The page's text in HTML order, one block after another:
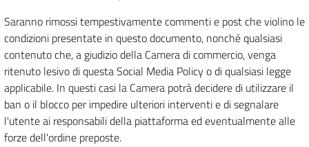
Saranno rimossi tempestivamente commenti e post che violino le
condizioni presentate in questo documento, nonché qualsiasi
contenuto che, a giudizio della Camera di commercio, venga
ritenuto lesivo di questa Social Media Policy o di qualsiasi legge
applicabile. In questi casi la Camera potrà decidere di utilizzare il
ban o il blocco per impedire ulteriori interventi e di segnalare
l'utente ai responsabili della piattaforma ed eventualmente alle
forze dell'ordine preposte.